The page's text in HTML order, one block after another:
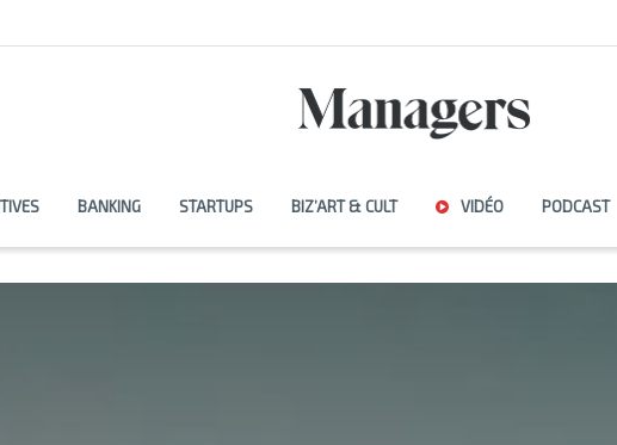
BANKING STARTUPS BIZ’ART & CULT VIDÉO PODCAST